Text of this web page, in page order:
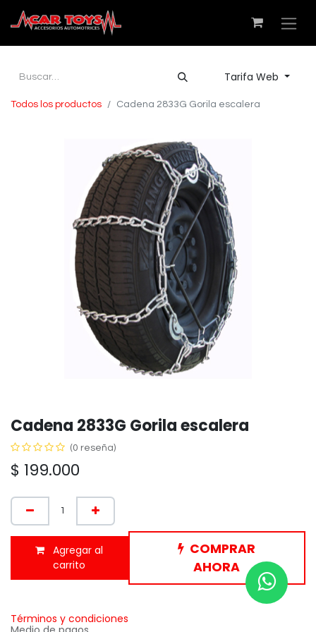
Tarifa Web
Todos los productos Cadena 2833G Gorila escalera
Cadena 2833G Gorila escalera
(0 reseña)
$ 199.000
Agregar al
carrito
COMPRAR
AHORA
Términos y condiciones